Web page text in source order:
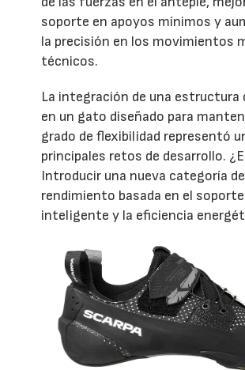
soporte en apoyos mínimos y
la precisión en los movimientos
técnicos.
La integración de una estructura
en un gato diseñado para
grado de flexibilidad representó
principales retos de desarrollo.
Introducir una nueva categoría de
rendimiento basada en el soporte
inteligente y la eficiencia